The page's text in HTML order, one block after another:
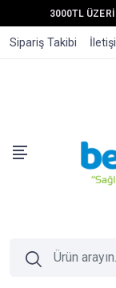
3000TL
Sipariş Takibi